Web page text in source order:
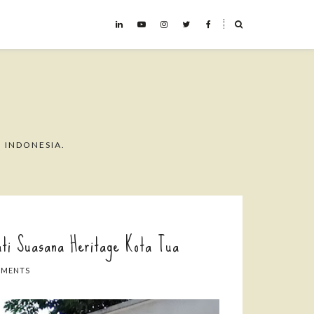
˟
INDONESIA.
Suasana Heritage Kota Tua